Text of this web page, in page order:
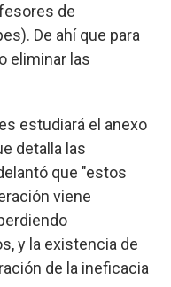
de
De ahí que para
eliminar las
estudiará el anexo
detalla las
que "estos
viene
y la existencia de
de la ineficacia